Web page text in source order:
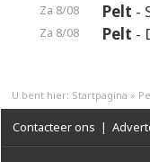
Za 8/08 Pelt -
Za 8/08 Pelt -
U bent hier: Startpagina »
Contacteer ons |